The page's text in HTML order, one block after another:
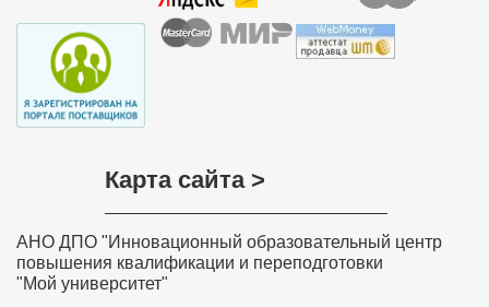
Краснозерского района Новосибирской
области
Хочу выразить слова благодарности всем, кто
необходимы в повседневной преподавательской
Вашем курсе, будет очень полезна в моей
сказать, что все знания и теоретические навыки,
представленные в этом курсе, будут применяться
мной на практике в полном объеме. Я буду рада
принять участие в новых курсах, которые вы будете
Карта сайта >
АНО ДПО "Инновационный образовательный центр
повышения квалификации и переподготовки
"Мой университет"